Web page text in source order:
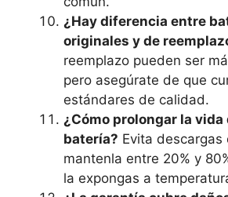
¿Hay diferencia entre
originales y de
reemplazo pueden ser
pero asegúrate de que
estándares de calidad.
¿Cómo prolongar la vida
batería? Evita descargas
mantenla entre 20% y
la expongas a